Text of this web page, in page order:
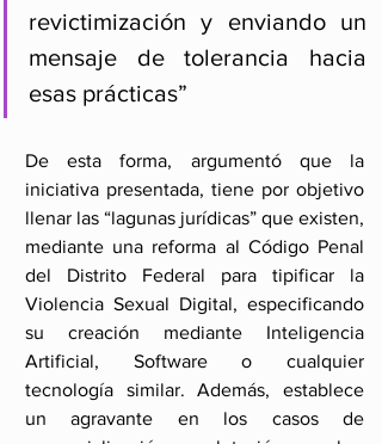
revictimización y enviando un
mensaje de tolerancia hacia
esas prácticas”
De esta forma, argumentó que la
iniciativa presentada, tiene por objetivo
llenar las “lagunas jurídicas” que existen,
mediante una reforma al Código Penal
del Distrito Federal para tipificar la
Violencia Sexual Digital, especificando
su creación mediante Inteligencia
Artificial, Software o cualquier
tecnología similar. Además, establece
un agravante en los casos de